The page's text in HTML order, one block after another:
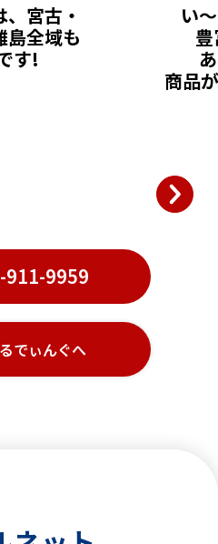
宮古・
島全域も
す!
い
商品
911-9959
でぃんぐへ